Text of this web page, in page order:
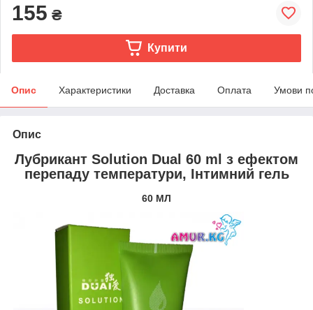
155 ₴
Купити
Опис Характеристики Доставка Оплата Умови
Опис
Лубрикант Solution Dual 60 ml з ефектом
перепаду температури, Інтимний гель
60 МЛ